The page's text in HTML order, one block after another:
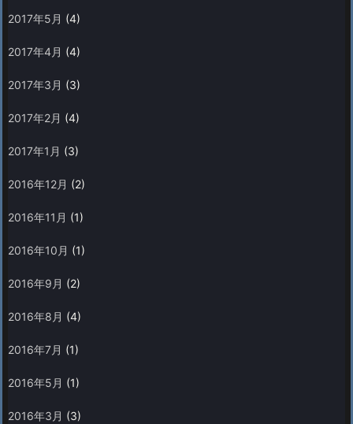
2017年5月 (4)
2017年4月 (4)
2017年3月 (3)
2017年2月 (4)
2017年1月 (3)
2016年12月 (2)
2016年11月 (1)
2016年10月 (1)
2016年9月 (2)
2016年8月 (4)
2016年7月 (1)
2016年5月 (1)
2016年3月 (3)